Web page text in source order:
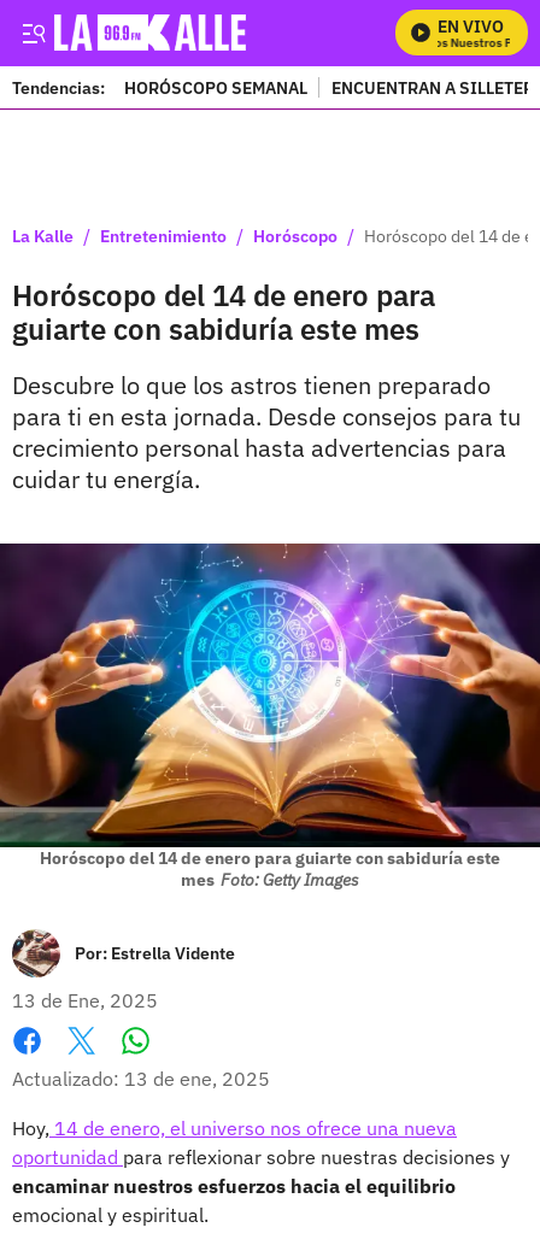
EN VIVO
Mira Todos Nuestros
Tendencias: HORÓSCOPO SEMANAL ENCUENTRAN A
La Kalle / Entretenimiento / Horóscopo / Horóscopo del 14 de
Horóscopo del 14 de enero para
guiarte con sabiduría este mes
Descubre lo que los astros tienen preparado
para ti en esta jornada. Desde consejos para tu
crecimiento personal hasta advertencias para
cuidar tu energía.
Horóscopo del 14 de enero para guiarte con sabiduría este
mes Foto: Getty Images
Por: Estrella Vidente
13 de Ene, 2025
Facebook
X
Actualizado: 13 de ene, 2025
Hoy, 14 de enero, el universo nos ofrece una nueva
oportunidad para reflexionar sobre nuestras decisiones y
encaminar nuestros esfuerzos hacia el equilibrio
emocional y espiritual.